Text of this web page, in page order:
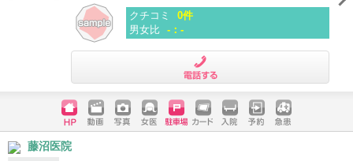
クチコミ
0件
男女比 -：-
ホームペ
ージ
動画 写真 女医 駐車場
クレジッ
入院 予約 急患
藤沼医院